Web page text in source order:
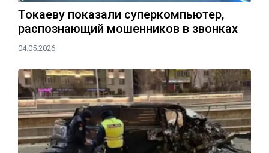
Токаеву показали суперкомпьютер,
распознающий мошенников в звонках
04.05.2026